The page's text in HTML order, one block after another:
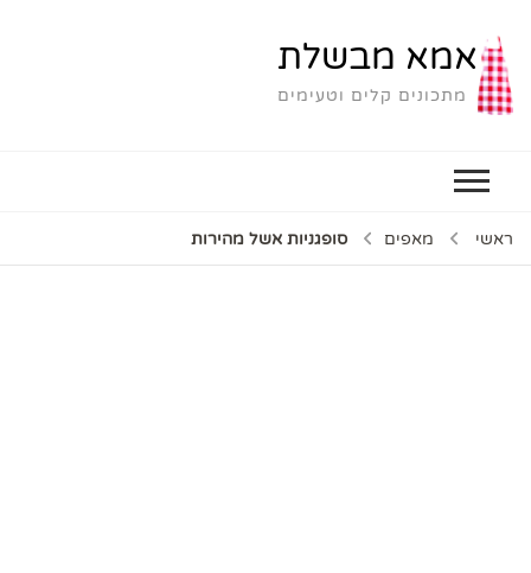
אמא מבשלת
מתכונים קלים וטעימים
ראשי מאפים סופגניות אשל מהירות